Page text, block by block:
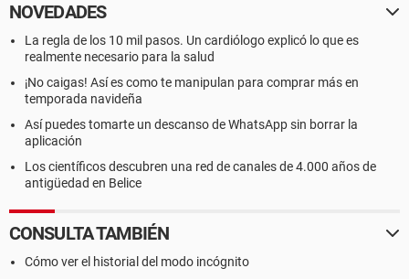
NOVEDADES
La regla de los 10 mil pasos. Un cardiólogo explicó lo que es
realmente necesario para la salud
¡No caigas! Así es como te manipulan para comprar más en
temporada navideña
Así puedes tomarte un descanso de WhatsApp sin borrar la
aplicación
Los científicos descubren una red de canales de 4.000 años de
antigüedad en Belice
CONSULTA TAMBIÉN
Cómo ver el historial del modo incógnito